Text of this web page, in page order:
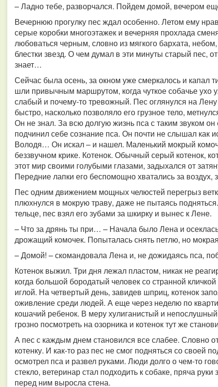
– Ладно тебе, разворчался. Пойдем домой, вечером
Вечернюю прогулку пес ждал особенно. Летом ему
серые коробки многоэтажек и вечерняя прохлада
любоваться черным, словно из мягкого бархата,
блестки звезд. О чем думал в эти минуты старый пес,
знает…
Сейчас была осень, за окном уже смеркалось и капал
шли привычным маршрутом, когда чуткое собачье ухо
слабый и почему-то тревожный. Пес оглянулся на
быстро, насколько позволяло его грузное тело,
Он не знал. За всю долгую жизнь пса с таким звуком
подчинил себе сознание пса. Он почти не слышал как
Володя… Он искал – и нашел. Маленький мокрый
беззвучном крике. Котенок. Обычный серый котенок,
этот мир своими голубыми глазами, задыхался от
Передние лапки его беспомощно хватались за воздух,
Пес одним движением мощных челюстей перегрыз
плюхнулся в мокрую траву, даже не пытаясь
тельце, пес взял его зубами за шкирку и вынес к Лене.
– Что за дрянь ты при… – Начала было Лена и
дрожащий комочек. Попыталась снять петлю, но
– Домой! – скомандовала Лена и, не дожидаясь пса,
Котенок выжил. Три дня лежал пластом, никак не
когда большой бородатый человек со странной
иглой. На четвертый день, завидев шприц, котенок
оживление среди людей. А еще через неделю по
кошачий ребенок. В меру хулиганистый и
грозно посмотреть на озорника и котенок тут же
А пес с каждым днем становился все слабее. Словно
котенку. И как-то раз пес не смог подняться со своей
осмотрел пса и развел руками. Люди долго о чем-то
стекло, ветеринар стал подходить к собаке, пряча
перед ним выросла стена.